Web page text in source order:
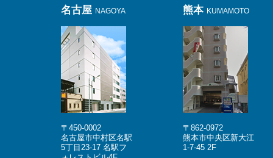
名古屋 NAGOYA
〒450-0002
名古屋市中村区名駅
5丁目23-17 名駅フ
熊本 KUMAMOTO
〒862-0972
熊本市中央区新大江
1-7-45 2F